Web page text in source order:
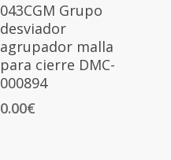
043CGM Grupo
desviador
agrupador malla
para cierre DMC-
000894
0.00€